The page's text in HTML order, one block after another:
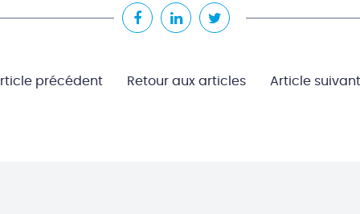
précédent Retour aux articles Article suivant